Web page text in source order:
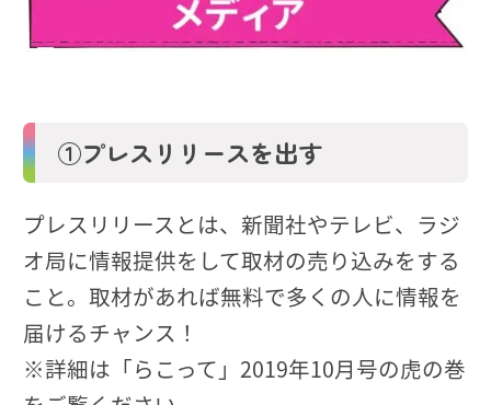
①プレスリリースを出す
プレスリリースとは、新聞社やテレビ、ラジ
オ局に情報提供をして取材の売り込みをする
こと。取材があれば無料で多くの人に情報を
届けるチャンス！
※詳細は「らこって」2019年10月号の虎の巻